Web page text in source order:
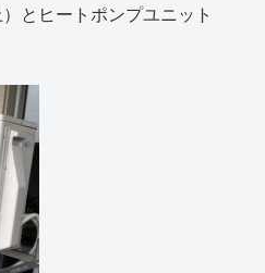
とヒートポンプユニット